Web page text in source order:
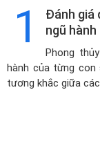
1
Đánh giá
ngũ hành
Phong
hành của từng con
tương khắc giữa